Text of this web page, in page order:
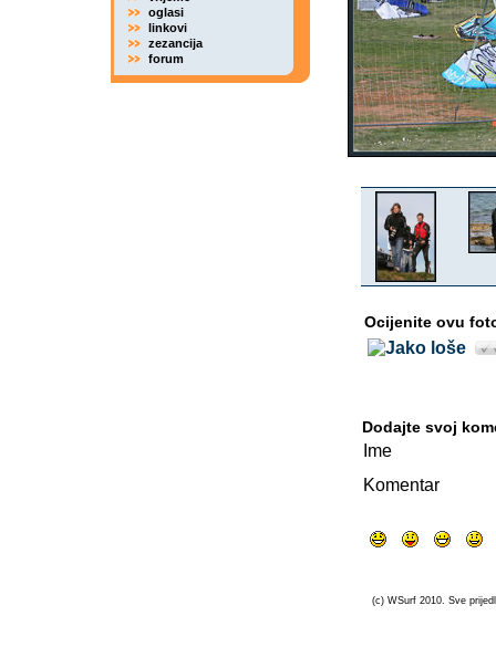
oglasi
linkovi
zezancija
forum
Ocijenite ovu
Dodajte svoj
Ime
Komentar
(c) WSurf 2010. Sve